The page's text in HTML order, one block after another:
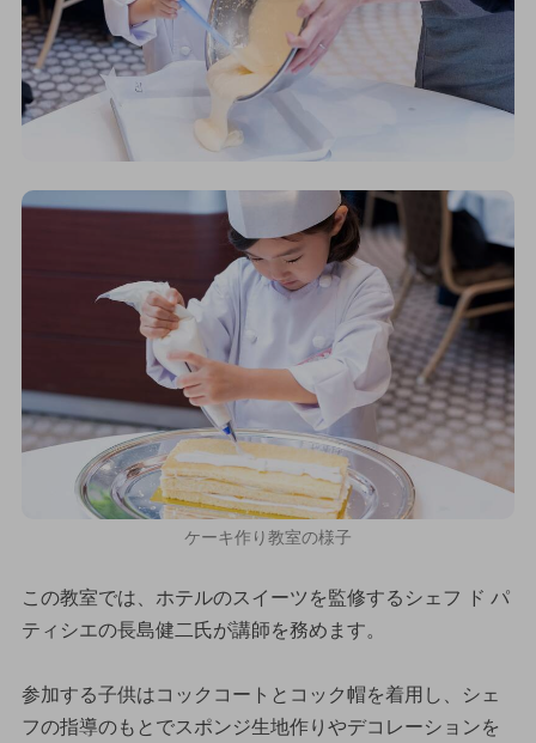
ケーキ作り教室の様子
この教室では、ホテルのスイーツを監修するシェフ ド パ
ティシエの長島健二氏が講師を務めます。
参加する子供はコックコートとコック帽を着用し、シェ
フの指導のもとでスポンジ生地作りやデコレーションを